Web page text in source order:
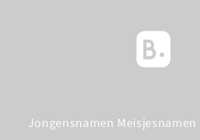
Jongensnamen Meisjesnamen